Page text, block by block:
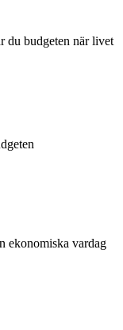
du budgeten när livet
ekonomiska vardag